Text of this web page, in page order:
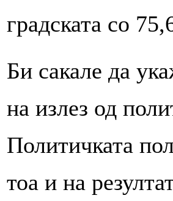
градската со
Би сакале да
на излез од
Политичката
тоа и на